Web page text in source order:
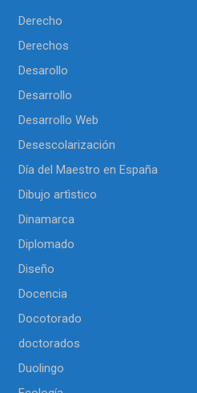
Derecho
Derechos
Desarollo
Desarrollo
Desarrollo Web
Desescolarización
Día del Maestro en España
Dibujo artìstico
Dinamarca
Diplomado
Diseño
Docencia
Docotorado
doctorados
Duolingo